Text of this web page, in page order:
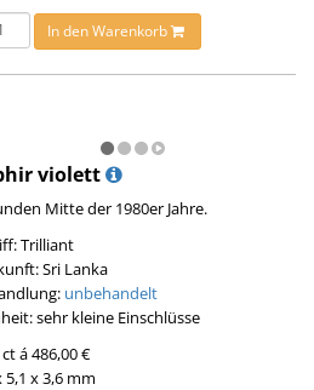
In den Warenkorb
violett
Mitte der 1980er Jahre.
Trilliant
Sri Lanka
unbehandelt
sehr kleine Einschlüsse
á 486,00 €
5,1 x 3,6 mm